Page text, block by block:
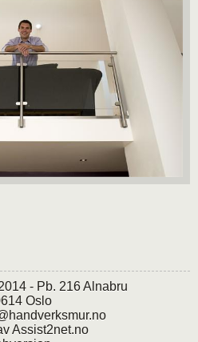
- Pb. 216 Alnabru
Oslo
Assist2net.no